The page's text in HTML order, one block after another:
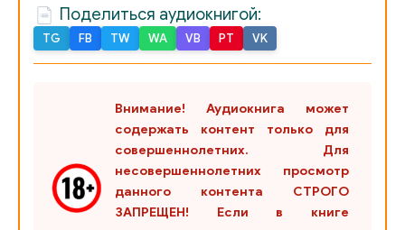
Поделиться аудиокнигой:
TG FB TW WA VB PT VK
Внимание! Аудиокнига может
содержать контент только для
совершеннолетних. Для
несовершеннолетних просмотр
данного контента СТРОГО
ЗАПРЕЩЕН! Если в книге